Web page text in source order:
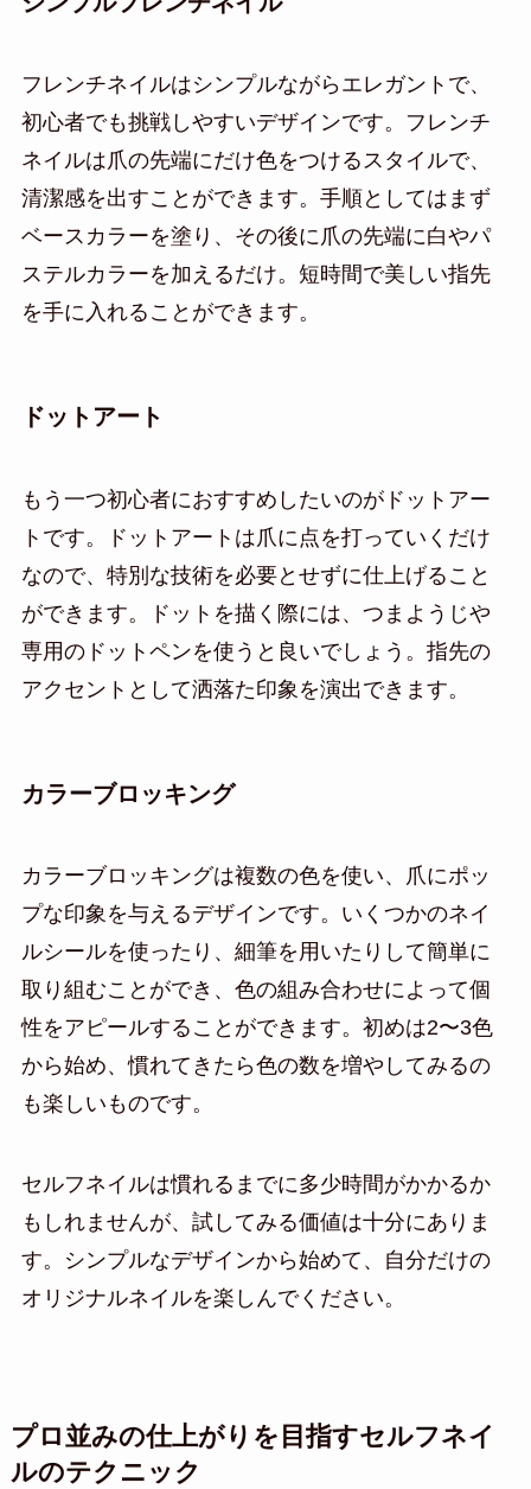
フレンチネイルはシンプルながらエレガントで、
初心者でも挑戦しやすいデザインです。フレンチ
ネイルは爪の先端にだけ色をつけるスタイルで、
清潔感を出すことができます。手順としてはまず
ベースカラーを塗り、その後に爪の先端に白やパ
ステルカラーを加えるだけ。短時間で美しい指先
を手に入れることができます。
ドットアート
もう一つ初心者におすすめしたいのがドットアー
トです。ドットアートは爪に点を打っていくだけ
なので、特別な技術を必要とせずに仕上げること
ができます。ドットを描く際には、つまようじや
専用のドットペンを使うと良いでしょう。指先の
アクセントとして洒落た印象を演出できます。
カラーブロッキング
カラーブロッキングは複数の色を使い、爪にポッ
プな印象を与えるデザインです。いくつかのネイ
ルシールを使ったり、細筆を用いたりして簡単に
取り組むことができ、色の組み合わせによって個
性をアピールすることができます。初めは2〜3色
から始め、慣れてきたら色の数を増やしてみるの
も楽しいものです。
セルフネイルは慣れるまでに多少時間がかかるか
もしれませんが、試してみる価値は十分にありま
す。シンプルなデザインから始めて、自分だけの
オリジナルネイルを楽しんでください。
プロ並みの仕上がりを目指すセルフネイ
ルのテクニック